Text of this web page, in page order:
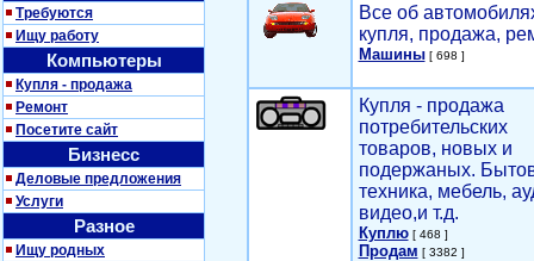
Требуются
Ищу работу
Компьютеры
Купля - продажа
Ремонт
Посетите сайт
Бизнесс
Деловые предложения
Услуги
Разное
Ищу родных
Все об
купля, продажа,
Машины[ 698 ]
Купля - продажа
потребительских
товаров, новых и
подержаных.
техника, мебель,
видео,и т.д.
Куплю[ 468 ]
Продам [ 3382 ]